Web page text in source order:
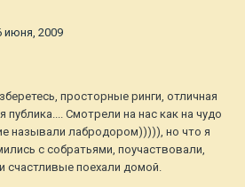
июня, 2009
просторные ринги, отличная
публика.... Смотрели на нас как на чудо
называли лабродором))))), но что я
с собратьями, поучаствовали,
счастливые поехали домой.